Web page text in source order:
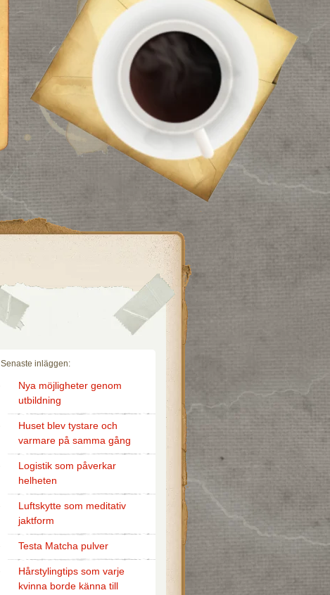
Senaste inläggen:
Nya möjligheter genom
utbildning
Huset blev tystare och
varmare på samma gång
Logistik som påverkar
helheten
Luftskytte som meditativ
jaktform
Testa Matcha pulver
Hårstylingtips som varje
kvinna borde känna till